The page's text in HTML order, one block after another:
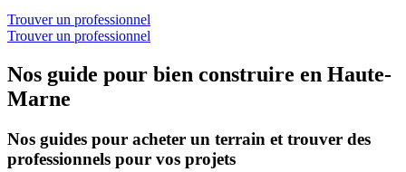
Trouver un professionnel
Trouver un professionnel
Nos guide pour bien construire en Haute-
Marne
Nos guides pour acheter un terrain et trouver des
professionnels pour vos projets